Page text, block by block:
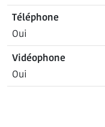
Téléphone
Oui
Vidéophone
Oui